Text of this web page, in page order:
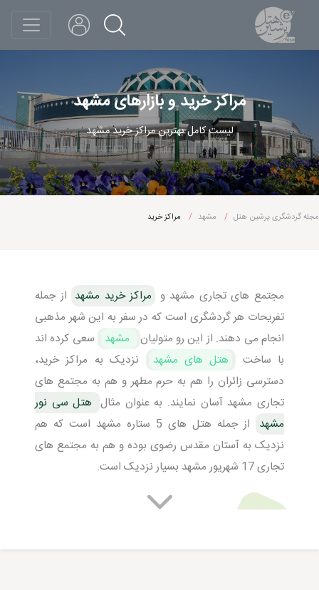
مراکز خرید و بازارهای مشهد
لیست کامل بهترین مراکز خرید مشهد
مجله گردشگری پرشین هتل مشهد مراکز خرید
مجتمع های تجاری مشهد و مراکز خرید مشهد از جمله
تفریحات هر گردشگری است که در سفر به این شهر مذهبی
انجام می دهند. از این رو متولیان
مشهد
سعی کرده اند
با ساخت
هتل های مشهد
نزدیک به مراکز خرید،
دسترسی زائران را هم به حرم مطهر و هم به مجتمع های
تجاری مشهد آسان نمایند. به عنوان مثال هتل سی نور
مشهد
از جمله هتل های 5 ستاره مشهد است که هم
نزدیک به آستان مقدس رضوی بوده و هم به مجتمع های
تجاری 17 شهریور مشهد بسیار نزدیک است.